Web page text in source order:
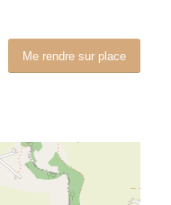
Me rendre sur place